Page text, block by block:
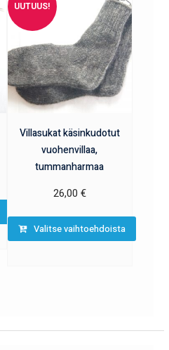
UUTUUS!
Villasukat käsinkudotut
vuohenvillaa,
tummanharmaa
26,00 €
Valitse vaihtoehdoista